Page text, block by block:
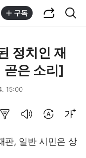
구독
정치인 재
곧은 소리]
15:00
판, 일반 시민은 상